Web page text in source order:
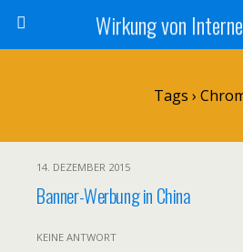
Wirkung von
Tags ›
14. DEZEMBER 2015
Banner-Werbung in China
KEINE ANTWORT